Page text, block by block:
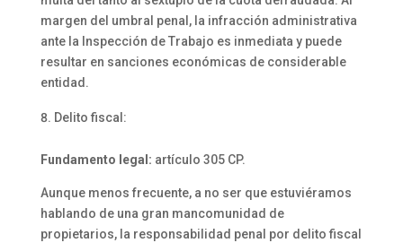
margen del umbral penal, la infracción administrativa
ante la Inspección de Trabajo es inmediata y puede
resultar en sanciones económicas de considerable
entidad.
Delito fiscal:
Fundamento legal: artículo 305 CP.
Aunque menos frecuente, a no ser que estuviéramos
hablando de una gran mancomunidad de
propietarios, la responsabilidad penal por delito fiscal